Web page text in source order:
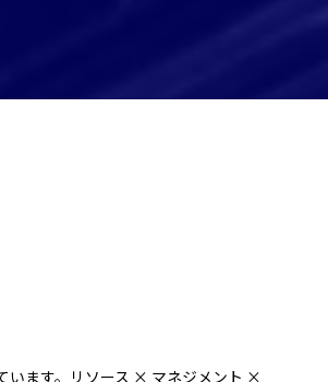
います。リソース × マネジメント ×